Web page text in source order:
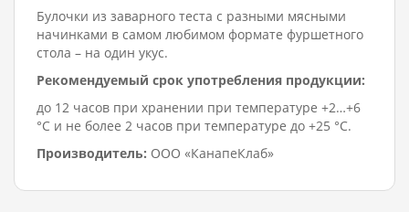
Булочки из заварного теста с разными мясными
начинками в самом любимом формате фуршетного
стола – на один укус.
Рекомендуемый срок употребления продукции:
до 12 часов при хранении при температуре +2…+6
°C и не более 2 часов при температуре до +25 °C.
Производитель: ООО «КанапеКлаб»